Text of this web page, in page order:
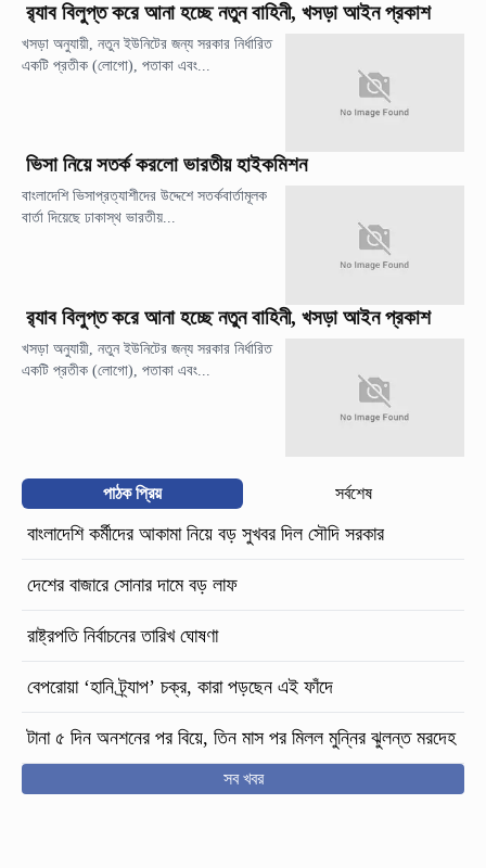
র‍্যাব বিলুপ্ত করে আনা হচ্ছে নতুন বাহিনী, খসড়া আইন প্রকাশ
খসড়া অনুযায়ী, নতুন ইউনিটের জন্য সরকার নির্ধারিত
একটি প্রতীক (লোগো), পতাকা এবং...
ভিসা নিয়ে সতর্ক করলো ভারতীয় হাইকমিশন
বাংলাদেশি ভিসাপ্রত্যাশীদের উদ্দেশে সতর্কবার্তামূলক
বার্তা দিয়েছে ঢাকাস্থ ভারতীয়...
র‍্যাব বিলুপ্ত করে আনা হচ্ছে নতুন বাহিনী, খসড়া আইন প্রকাশ
খসড়া অনুযায়ী, নতুন ইউনিটের জন্য সরকার নির্ধারিত
একটি প্রতীক (লোগো), পতাকা এবং...
পাঠক প্রিয় সর্বশেষ
বাংলাদেশি কর্মীদের আকামা নিয়ে বড় সুখবর দিল সৌদি সরকার
দেশের বাজারে সোনার দামে বড় লাফ
রাষ্ট্রপতি নির্বাচনের তারিখ ঘোষণা
বেপরোয়া ‘হানি ট্র্যাপ’ চক্র, কারা পড়ছেন এই ফাঁদে
টানা ৫ দিন অনশনের পর বিয়ে, তিন মাস পর মিলল মুন্নির ঝুলন্ত মরদেহ
সব খবর